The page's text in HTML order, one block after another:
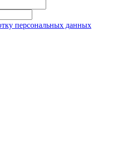
персональных данных